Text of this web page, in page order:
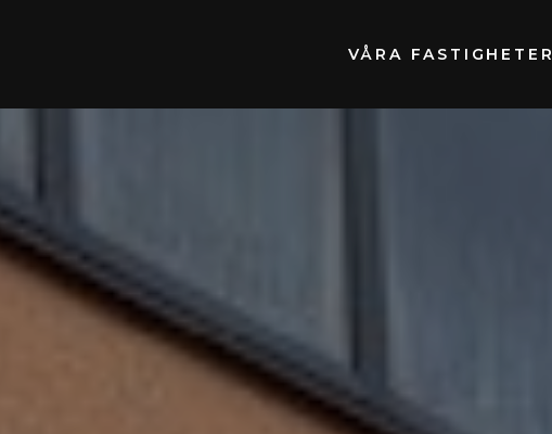
VÅRA FASTIGHETER